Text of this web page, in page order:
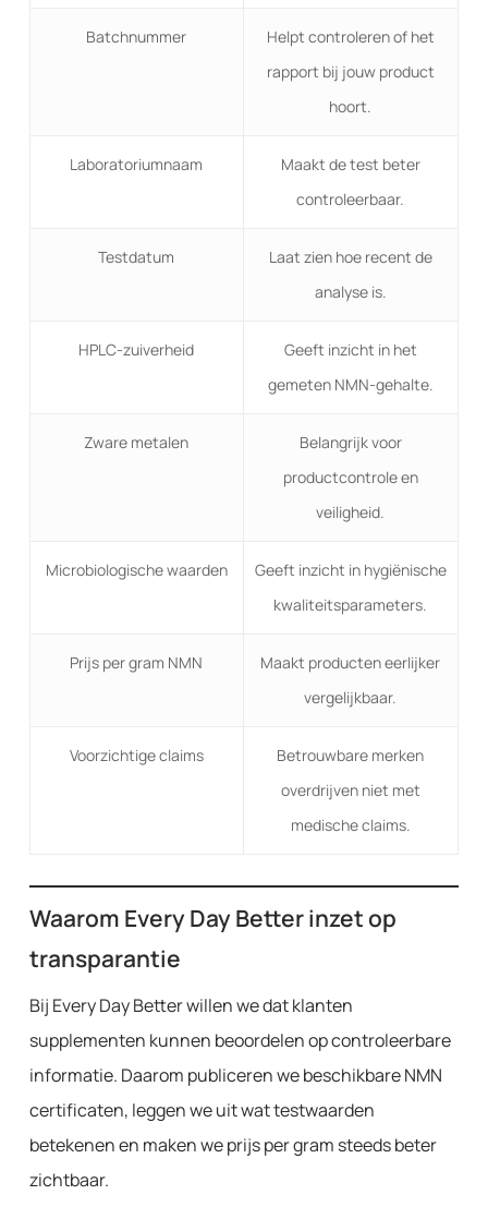
Batchnummer
Helpt controleren of het
rapport bij jouw product
hoort.
Laboratoriumnaam
Maakt de test beter
controleerbaar.
Testdatum
Laat zien hoe recent de
analyse is.
HPLC-zuiverheid
Geeft inzicht in het
gemeten NMN-gehalte.
Zware metalen
Belangrijk voor
productcontrole en
veiligheid.
Microbiologische waarden
Geeft inzicht in hygiënische
kwaliteitsparameters.
Prijs per gram NMN
Maakt producten eerlijker
vergelijkbaar.
Voorzichtige claims
Betrouwbare merken
overdrijven niet met
medische claims.
Waarom Every Day Better inzet op
transparantie
Bij Every Day Better willen we dat klanten
supplementen kunnen beoordelen op controleerbare
informatie. Daarom publiceren we beschikbare NMN
certificaten, leggen we uit wat testwaarden
betekenen en maken we prijs per gram steeds beter
zichtbaar.